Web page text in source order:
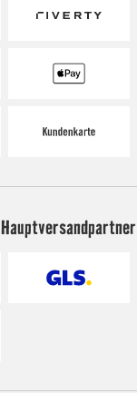
Hauptversandpartner